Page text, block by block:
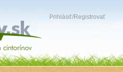
Prihlásiť/Registrovať